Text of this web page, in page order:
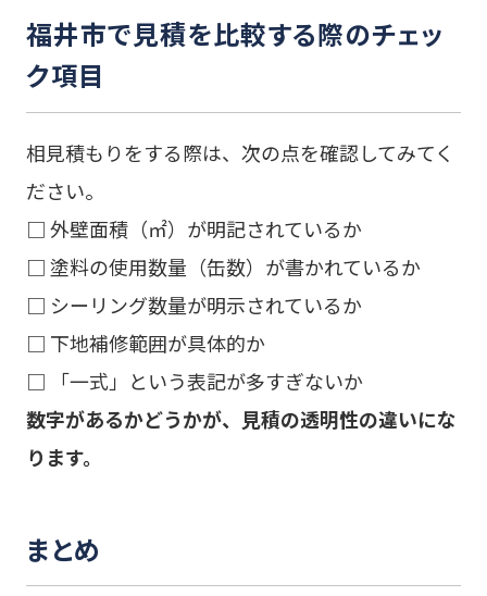
福井市で見積を比較する際のチェッ
ク項目
相見積もりをする際は、次の点を確認してみてく
ださい。
□ 外壁面積（㎡）が明記されているか
□ 塗料の使用数量（缶数）が書かれているか
□ シーリング数量が明示されているか
□ 下地補修範囲が具体的か
□ 「一式」という表記が多すぎないか
数字があるかどうかが、見積の透明性の違いにな
ります。
まとめ